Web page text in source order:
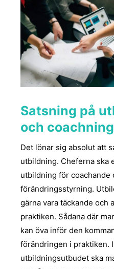
Satsning på
och coachning
Det lönar sig absolut att
utbildning. Cheferna ska
utbildning för coachande
förändringsstyrning.
gärna vara täckande och
praktiken. Sådana där
kan öva inför den
förändringen i praktiken. I
utbildningsutbudet ska